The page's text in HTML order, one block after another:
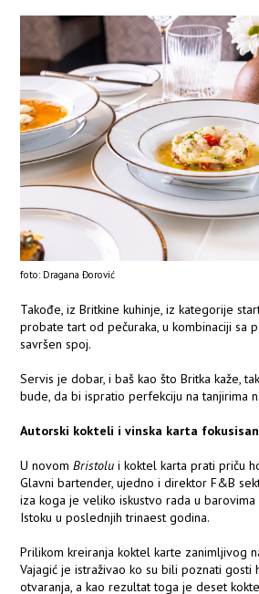
foto: Dragana Đorović
Takođe, iz Britkine kuhinje, iz kategorije
probate tart od pečuraka, u kombinaciji sa
savršen spoj.
Servis je dobar, i baš kao što Britka kaže,
bude, da bi ispratio perfekciju na tanjirima
Autorski kokteli i vinska karta
U novomBristolu i koktel karta prati priču
Glavni bartender, ujedno i direktor F&B
iza koga je veliko iskustvo rada u barovima
Istoku u poslednjih trinaest godina.
Prilikom kreiranja koktel karte zanimljivog
Vajagić je istraživao ko su bili poznati
otvaranja, a kao rezultat toga je deset